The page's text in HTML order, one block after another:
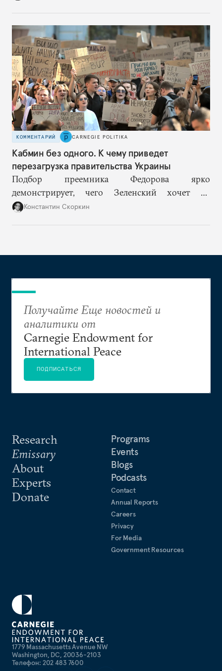
возможностей, на компетентность в принятии
решений и адекватное целеполагание.
КОММЕНТАРИЙ CARNEGIE POLITIKA
Кабмин без одного. К чему приведет
перезагрузка правительства Украины
Подбор преемника Федорова ярко
демонстрирует, чего Зеленский хочет от
высшего военного руководства: продолжить
Константин Скоркин
1779 Massachusetts Avenue NW
Washington, DC, 20036-2103
Телефон: 202 483 7600
Research
Emissary
About
Experts
Donate
Programs
Events
Blogs
Podcasts
Contact
Annual Reports
Careers
Privacy
For Media
Government Resources
Получайте Еще новостей и
аналитики от
Carnegie Endowment for
International Peace
ПОДПИСАТЬСЯ